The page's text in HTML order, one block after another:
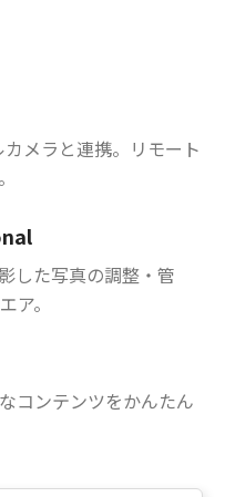
メラと連携。リモート
した写真の調整・管
ア。
コンテンツをかんたん